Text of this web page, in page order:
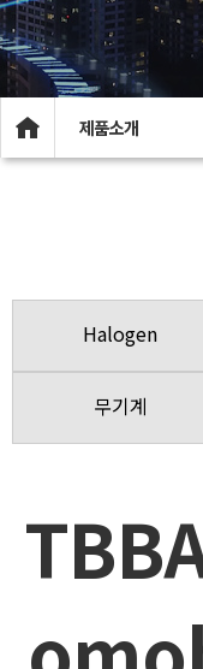
제품소개
Halogen
무기계